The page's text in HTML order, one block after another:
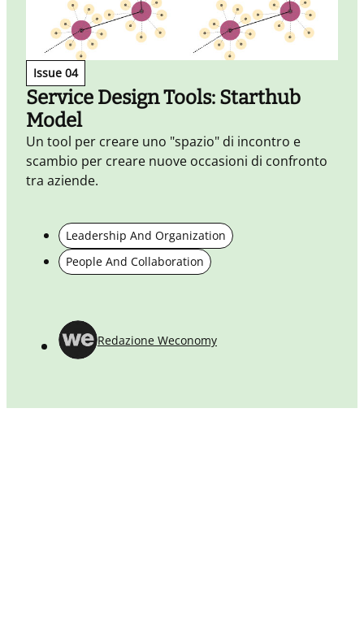
Issue 04
Service Design Tools: Starthub
Model
Un tool per creare uno "spazio" di incontro e
scambio per creare nuove occasioni di confronto
tra aziende.
Leadership And Organization
People And Collaboration
Redazione Weconomy